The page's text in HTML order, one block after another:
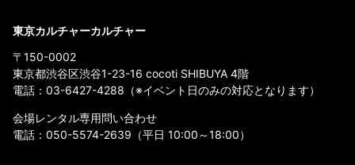
東京カルチャーカルチャー
〒150-0002
東京都渋谷区渋谷1-23-16 cocoti SHIBUYA 4階
電話： 03-6427-4288 （※イベント日のみの対応となります）
会場レンタル専用問い合わせ
電話： 050-5574-2639 （平日 10:00～18:00）